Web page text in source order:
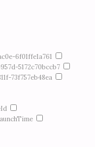
6f01ffe1a761
5172c70bccb7
73f757eb48ea